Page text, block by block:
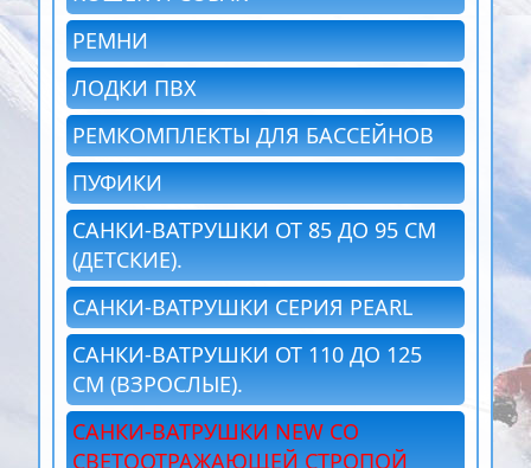
РЕМНИ
ЛОДКИ ПВХ
РЕМКОМПЛЕКТЫ ДЛЯ БАССЕЙНОВ
ПУФИКИ
САНКИ-ВАТРУШКИ ОТ 85 ДО 95 СМ
(ДЕТСКИЕ).
САНКИ-ВАТРУШКИ СЕРИЯ PEARL
САНКИ-ВАТРУШКИ ОТ 110 ДО 125
СМ (ВЗРОСЛЫЕ).
САНКИ-ВАТРУШКИ NEW СО
СВЕТООТРАЖАЮЩЕЙ СТРОПОЙ